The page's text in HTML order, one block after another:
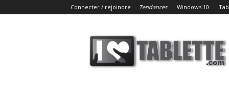
Connecter / rejoindre Tendances Windows 10